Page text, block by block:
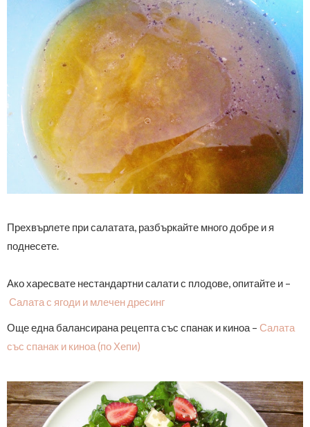
Прехвърлете при салатата, разбъркайте много добре и я
поднесете.
Ако харесвате нестандартни салати с плодове, опитайте и –
Салата с ягоди и млечен дресинг
Още една балансирана рецепта със спанак и киноа – Салата
със спанак и киноа (по Хепи)